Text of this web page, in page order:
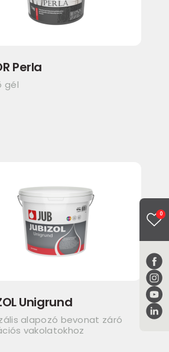
0
Perla
gél
Unigrund
alapozó bevonat záró
vakolatokhoz